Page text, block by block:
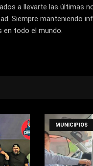
a llevarte las últimas
Siempre manteniendo
todo el mundo.
MUNICIPIOS